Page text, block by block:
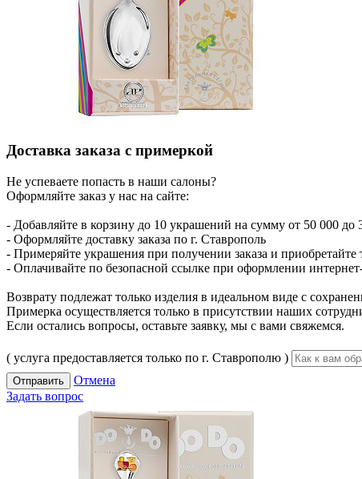
Доставка заказа с примеркой
Не успеваете попасть в наши салоны?
Оформляйте заказ у нас на сайте:
- Добавляйте в корзину до 10 украшений на сумму от 50 000 до
- Оформляйте доставку заказа по г. Ставрополь
- Примеряйте украшения при получении заказа и приобретайте
- Оплачивайте по безопасной ссылке при оформлении
Возврату подлежат только изделия в идеальном виде с
Примерка осуществляется только в присутствии наших
Если остались вопросы, оставьте заявку, мы с вами свяжемся.
( услуга предоставляется только по г. Ставрополю )
Отправить
Отмена
Задать вопрос